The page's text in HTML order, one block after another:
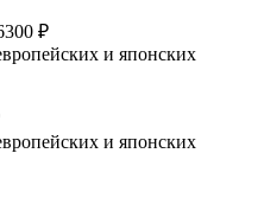
₽
и японских
и японских